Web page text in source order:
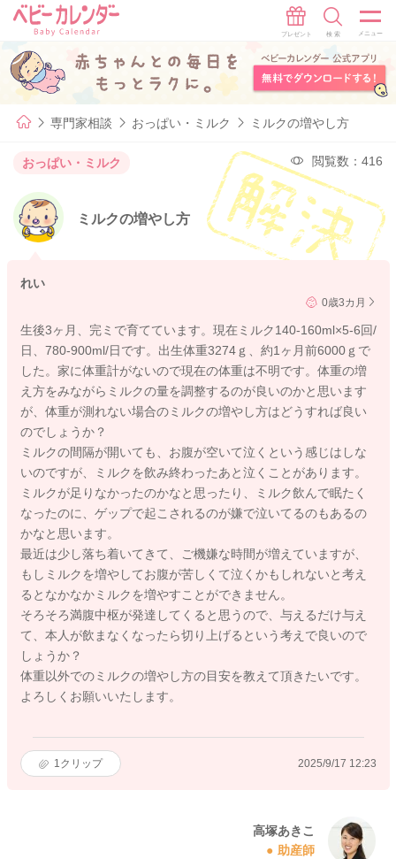
専門家相談 おっぱい・ミルク ミルクの増やし方
おっぱい・ミルク 閲覧数：416
ミルクの増やし方
れい
0歳3カ月
生後3ヶ月、完ミで育てています。現在ミルク140-160ml×5-6回/
日、780-900ml/日です。出生体重3274ｇ、約1ヶ月前6000ｇで
した。家に体重計がないので現在の体重は不明です。体重の増
え方をみながらミルクの量を調整するのが良いのかと思います
が、体重が測れない場合のミルクの増やし方はどうすれば良い
のでしょうか？
ミルクの間隔が開いても、お腹が空いて泣くという感じはしな
いのですが、ミルクを飲み終わったあと泣くことがあります。
ミルクが足りなかったのかなと思ったり、ミルク飲んで眠たく
なったのに、ゲップで起こされるのが嫌で泣いてるのもあるの
かなと思います。
最近は少し落ち着いてきて、ご機嫌な時間が増えていますが、
もしミルクを増やしてお腹が苦しくて泣くかもしれないと考え
るとなかなかミルクを増やすことができません。
そろそろ満腹中枢が発達してくると思うので、与えるだけ与え
て、本人が飲まなくなったら切り上げるという考えで良いので
しょうか？
体重以外でのミルクの増やし方の目安を教えて頂きたいです。
よろしくお願いいたします。
1 クリップ 2025/9/17 12:23
高塚あきこ
助産師